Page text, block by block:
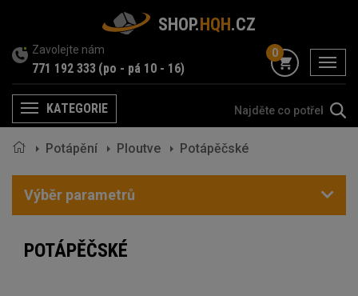
SHOP.HQH.CZ
Zavolejte nám
771 192 333 (po - pá 10 - 16) menu
0
MenuKATEGORIE
Potápění Ploutve Potápěčské
Výběr parametrů
POTÁPĚČSKÉ